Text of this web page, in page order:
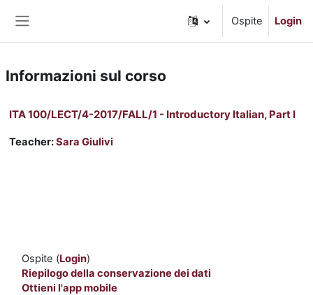
Ospite Login
Informazioni sul corso
ITA 100/LECT/4-2017/FALL/1 - Introductory Italian, Part I
Teacher:Sara Giulivi
Ospite (Login)
Riepilogo della conservazione dei dati
Ottieni l'app mobile